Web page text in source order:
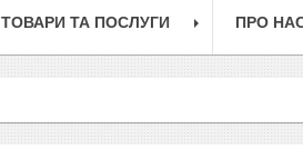
ТОВАРИ ТА ПОСЛУГИ ПРО